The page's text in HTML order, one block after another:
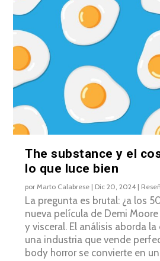
The substance y el
lo que luce bien
porMarto Calabrese | Dic 20, 2024 |
La pregunta es brutal: ¿a los
nueva película de Demi
y visceral. El análisis aborda
una industria que vende
body horror se convierte en